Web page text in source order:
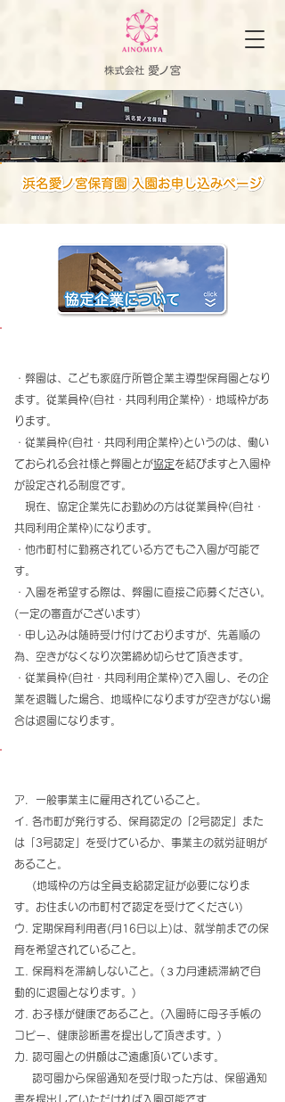
・弊園は、こども家庭庁所管企業主導型保育園となり
ます。従業員枠(自社・共同利用企業枠)・ 地域枠があ
ります。
・従業員枠(自社・共同利用企業枠)というのは、働い
ておられる会社様と弊園とが協定を結びますと入園枠
が設定される制度です。 ​
現在、協定企業先にお勤めの方は従業員枠(自社・
共同利用企業枠)になります。
​・他市町村に勤務されている方でもご入園が可能で
す。
・入園を希望する際は、弊園に直接ご応募ください。
(一定の審査がございます)
・申し込みは随時受け付けておりますが、先着順の
為、空きがなくなり次第締め切らせて頂きます。
・従業員枠(自社・共同利用企業枠)で入園し、その企
業を退職した場合、地域枠になりますが空きがない場
合は退園になります。
ア．一般事業主に雇用されていること。
イ. 各市町が発行する、保育認定の「2号認定」また
は「3号認定」を受けているか、事業主の就労証明が
あること。
(地域枠の方は全員支給認定証が必要になりま
す。お住まいの市町村で認定を受けてください)
ウ. 定期保育利用者(月16日以上)は、就学前までの保
育を希望されていること。
エ. 保育料を滞納しないこと。(３カ月連続滞納で自
動的に退園となります。) ​
オ. お子様が健康であること。(入園時に母子手帳の
コピー、健康診断書を提出して頂きます。)
カ. 認可園との併願はご遠慮頂いています。
認可園から保留通知を受け取った方は、保留通知
書を提出していただければ入園可能です。